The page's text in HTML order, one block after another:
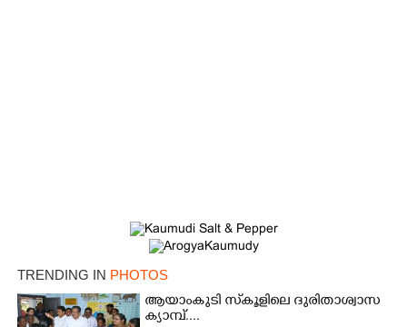
TRENDING IN PHOTOS
ആയാംകുടി സ്‌കൂളിലെ ദുരിതാശ്വാസ
ക്യാമ്പ്....